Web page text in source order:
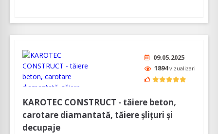
09.05.2025
1894vizualizari
KAROTEC CONSTRUCT - tăiere beton,
carotare diamantată, tăiere şliţuri şi
decupaje